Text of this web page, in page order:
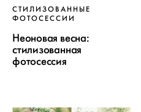
СТИЛИЗОВАННЫЕ
ФОТОСЕССИИ
Неоновая весна:
стилизованная
фотосессия